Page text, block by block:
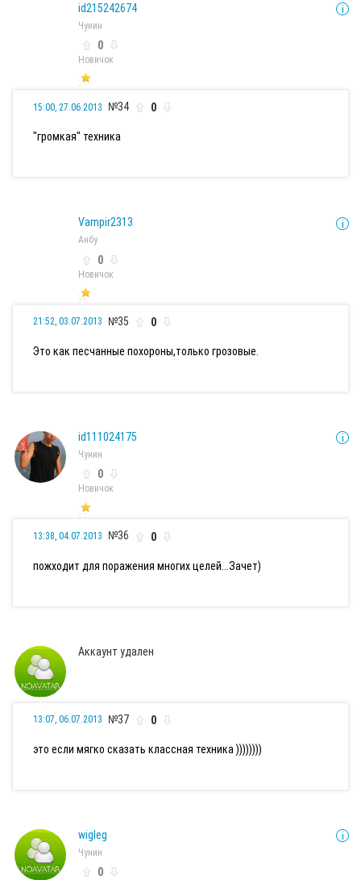
id215242674
Чунин
0
Новичок
15:00, 27.06.2013 №34 0
"громкая" техника
Vampir2313
Анбу
0
Новичок
21:52, 03.07.2013 №35 0
Это как песчанные похороны,только грозовые.
id111024175
Чунин
0
Новичок
13:38, 04.07.2013 №36 0
пожходит для поражения многих целей...Зачет)
Аккаунт удален
13:07, 06.07.2013 №37 0
это если мягко сказать классная техника ))))))))
wigleg
Чунин
0